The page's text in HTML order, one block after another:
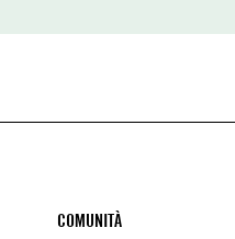
COMUNITÀ